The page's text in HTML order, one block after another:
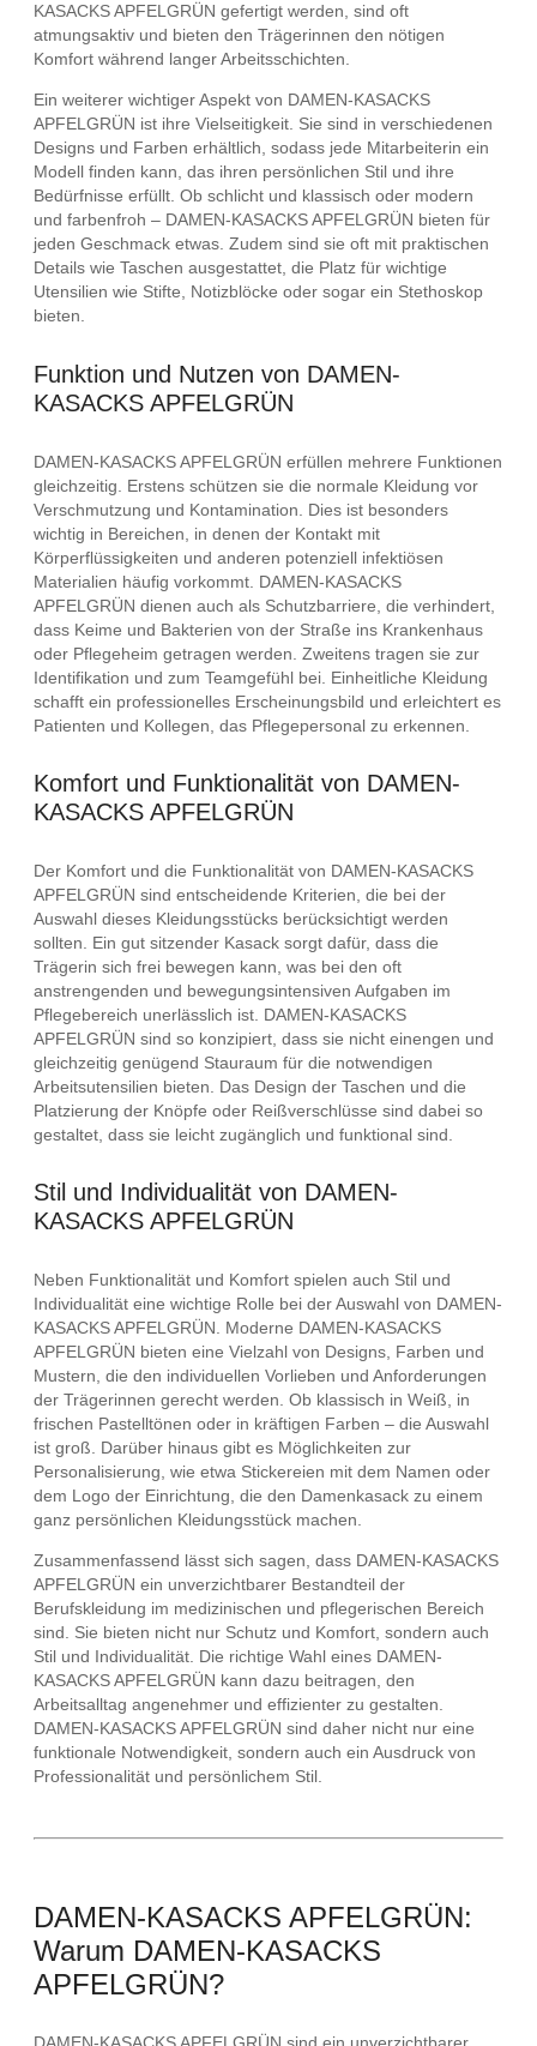
KASACKS APFELGRÜN gefertigt werden, sind oft
atmungsaktiv und bieten den Trägerinnen den nötigen
Komfort während langer Arbeitsschichten.
Ein weiterer wichtiger Aspekt von DAMEN-KASACKS
APFELGRÜN ist ihre Vielseitigkeit. Sie sind in verschiedenen
Designs und Farben erhältlich, sodass jede Mitarbeiterin ein
Modell finden kann, das ihren persönlichen Stil und ihre
Bedürfnisse erfüllt. Ob schlicht und klassisch oder modern
und farbenfroh – DAMEN-KASACKS APFELGRÜN bieten für
jeden Geschmack etwas. Zudem sind sie oft mit praktischen
Details wie Taschen ausgestattet, die Platz für wichtige
Utensilien wie Stifte, Notizblöcke oder sogar ein Stethoskop
bieten.
Funktion und Nutzen von DAMEN-
KASACKS APFELGRÜN
DAMEN-KASACKS APFELGRÜN erfüllen mehrere Funktionen
gleichzeitig. Erstens schützen sie die normale Kleidung vor
Verschmutzung und Kontamination. Dies ist besonders
wichtig in Bereichen, in denen der Kontakt mit
Körperflüssigkeiten und anderen potenziell infektiösen
Materialien häufig vorkommt. DAMEN-KASACKS
APFELGRÜN dienen auch als Schutzbarriere, die verhindert,
dass Keime und Bakterien von der Straße ins Krankenhaus
oder Pflegeheim getragen werden. Zweitens tragen sie zur
Identifikation und zum Teamgefühl bei. Einheitliche Kleidung
schafft ein professionelles Erscheinungsbild und erleichtert es
Patienten und Kollegen, das Pflegepersonal zu erkennen.
Komfort und Funktionalität von DAMEN-
KASACKS APFELGRÜN
Der Komfort und die Funktionalität von DAMEN-KASACKS
APFELGRÜN sind entscheidende Kriterien, die bei der
Auswahl dieses Kleidungsstücks berücksichtigt werden
sollten. Ein gut sitzender Kasack sorgt dafür, dass die
Trägerin sich frei bewegen kann, was bei den oft
anstrengenden und bewegungsintensiven Aufgaben im
Pflegebereich unerlässlich ist. DAMEN-KASACKS
APFELGRÜN sind so konzipiert, dass sie nicht einengen und
gleichzeitig genügend Stauraum für die notwendigen
Arbeitsutensilien bieten. Das Design der Taschen und die
Platzierung der Knöpfe oder Reißverschlüsse sind dabei so
gestaltet, dass sie leicht zugänglich und funktional sind.
Stil und Individualität von DAMEN-
KASACKS APFELGRÜN
Neben Funktionalität und Komfort spielen auch Stil und
Individualität eine wichtige Rolle bei der Auswahl von DAMEN-
KASACKS APFELGRÜN. Moderne DAMEN-KASACKS
APFELGRÜN bieten eine Vielzahl von Designs, Farben und
Mustern, die den individuellen Vorlieben und Anforderungen
der Trägerinnen gerecht werden. Ob klassisch in Weiß, in
frischen Pastelltönen oder in kräftigen Farben – die Auswahl
ist groß. Darüber hinaus gibt es Möglichkeiten zur
Personalisierung, wie etwa Stickereien mit dem Namen oder
dem Logo der Einrichtung, die den Damenkasack zu einem
ganz persönlichen Kleidungsstück machen.
Zusammenfassend lässt sich sagen, dass DAMEN-KASACKS
APFELGRÜN ein unverzichtbarer Bestandteil der
Berufskleidung im medizinischen und pflegerischen Bereich
sind. Sie bieten nicht nur Schutz und Komfort, sondern auch
Stil und Individualität. Die richtige Wahl eines DAMEN-
KASACKS APFELGRÜN kann dazu beitragen, den
Arbeitsalltag angenehmer und effizienter zu gestalten.
DAMEN-KASACKS APFELGRÜN sind daher nicht nur eine
funktionale Notwendigkeit, sondern auch ein Ausdruck von
Professionalität und persönlichem Stil.
DAMEN-KASACKS APFELGRÜN:
Warum DAMEN-KASACKS
APFELGRÜN?